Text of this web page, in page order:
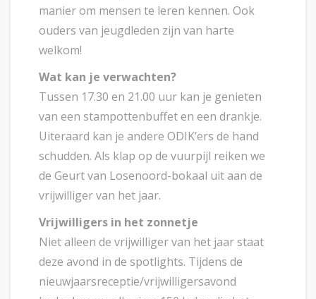
manier om mensen te leren kennen. Ook
ouders van jeugdleden zijn van harte
welkom!
Wat kan je verwachten?
Tussen 17.30 en 21.00 uur kan je genieten
van een stampottenbuffet en een drankje.
Uiteraard kan je andere ODIK’ers de hand
schudden. Als klap op de vuurpijl reiken we
de Geurt van Losenoord-bokaal uit aan de
vrijwilliger van het jaar.
Vrijwilligers in het zonnetje
Niet alleen de vrijwilliger van het jaar staat
deze avond in de spotlights. Tijdens de
nieuwjaarsreceptie/vrijwilligersavond